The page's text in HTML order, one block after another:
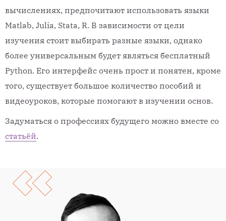
вычислениях, предпочитают использовать языки
Matlab, Julia, Stata, R. В зависимости от цели
изучения стоит выбирать разные языки, однако
более универсальным будет являться бесплатный
Python. Его интерфейс очень прост и понятен, кроме
того, существует большое количество пособий и
видеоуроков, которые помогают в изучении основ.
Задуматься о профессиях будущего можно вместе со
статьёй.